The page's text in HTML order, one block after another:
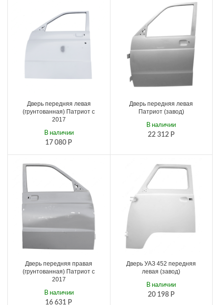
Дверь передняя левая
(грунтованная) Патриот с
2017
17 080 Р
В наличии
Дверь передняя левая
Патриот (завод)
22 312 Р
В наличии
Дверь передняя правая
(грунтованная) Патриот с
2017
16 631 Р
В наличии
Дверь УАЗ 452 передняя
левая (завод)
20 198 Р
В наличии